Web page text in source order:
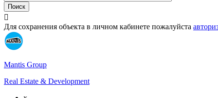

Для сохранения объекта в личном кабинете пожалуйста
Mantis Group
Real Estate & Development